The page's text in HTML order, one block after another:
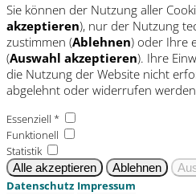
Sie können der Nutzung aller
akzeptieren), nur der Nutzung
zustimmen (Ablehnen) oder Ihre
(Auswahl akzeptieren). Ihre
die Nutzung der Website nicht
abgelehnt oder widerrufen
Essenziell *
Funktionell
Statistik
Datenschutz Impressum